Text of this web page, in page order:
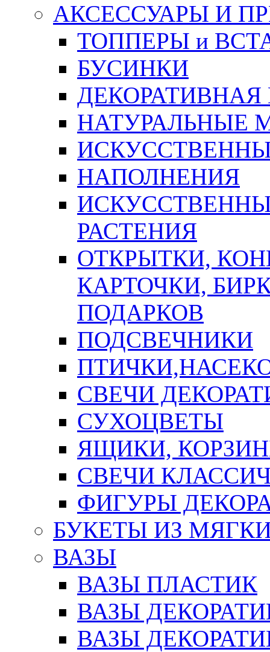
АКСЕССУАРЫ И
ТОППЕРЫ и
БУСИНКИ
ДЕКОРАТИВНАЯ
НАТУРАЛЬНЫЕ
НАПОЛНЕНИЯ
РАСТЕНИЯ
ОТКРЫТКИ,
КАРТОЧКИ,
ПОДАРКОВ
ПОДСВЕЧНИКИ
СВЕЧИ
СУХОЦВЕТЫ
ЯЩИКИ,
СВЕЧИ
ФИГУРЫ
БУКЕТЫ ИЗ
ВАЗЫ
ВАЗЫ ПЛАСТИК
ВАЗЫ
ВАЗЫ